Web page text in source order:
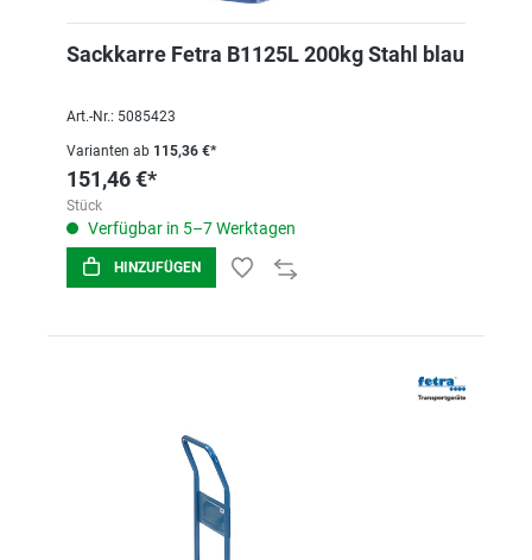
Sackkarre Fetra B1125L 200kg Stahl blau
Art.-Nr.: 5085423
Varianten ab 115,36 €*
151,46 €*
Stück
Verfügbar in 5–7 Werktagen
HINZUFÜGEN